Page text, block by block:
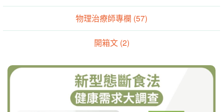
物理治療師專欄 (57)
開箱文 (2)